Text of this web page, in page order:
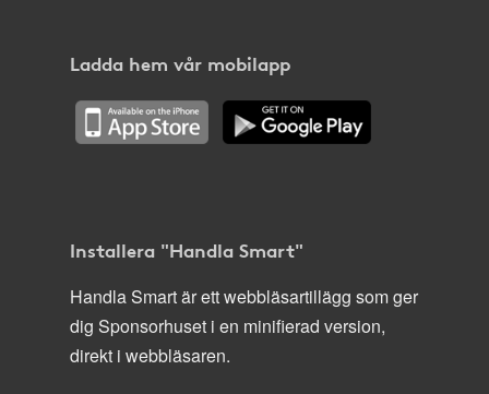
Ladda hem vår mobilapp
Installera "Handla Smart"
Handla Smart är ett webbläsartillägg som ger
dig Sponsorhuset i en minifierad version,
direkt i webbläsaren.